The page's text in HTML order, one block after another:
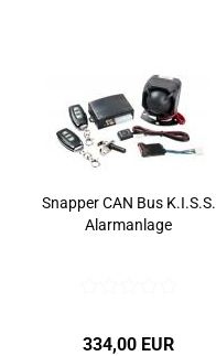
Snapper CAN Bus K.I.S.S.
Alarmanlage
334,00 EUR